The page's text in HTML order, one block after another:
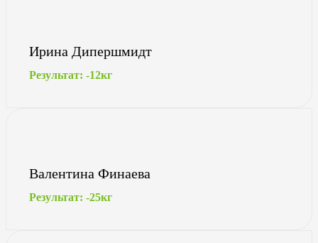
Ирина Дипершмидт
Результат: -12кг
Валентина Финаева
Результат: -25кг